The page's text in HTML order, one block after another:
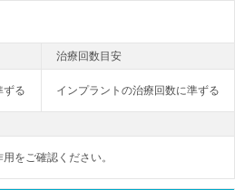
ずる インプラントの治療回数に準ずる
をご確認ください。